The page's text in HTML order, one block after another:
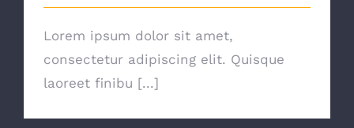
Lorem ipsum dolor sit amet,
consectetur adipiscing elit. Quisque
laoreet finibu [...]